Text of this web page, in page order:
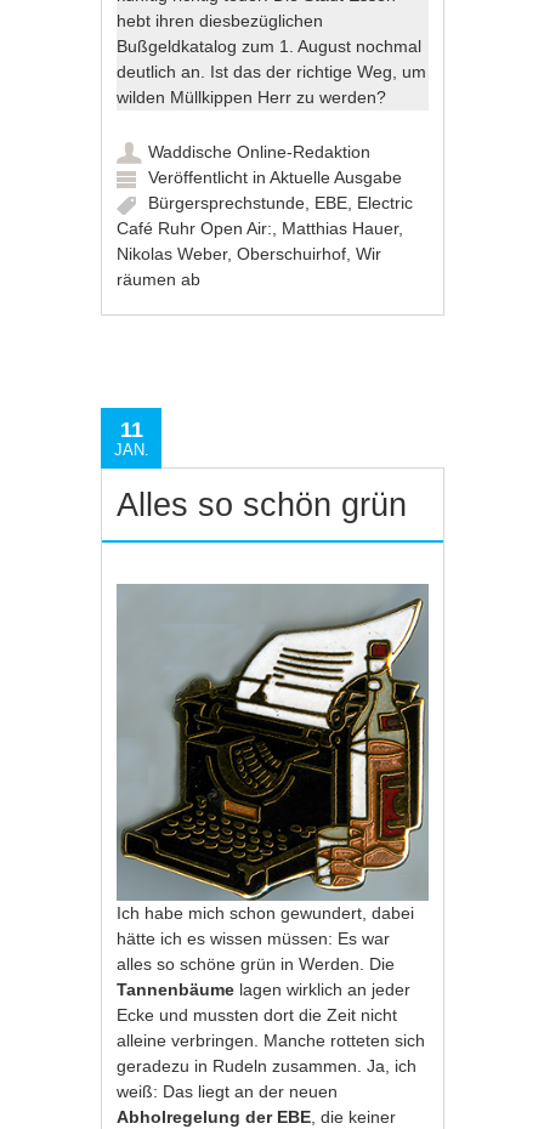
hebt ihren diesbezüglichen
Bußgeldkatalog zum 1. August nochmal
deutlich an. Ist das der richtige Weg, um
wilden Müllkippen Herr zu werden?
Waddische Online-Redaktion
Veröffentlicht inAktuelle Ausgabe
Bürgersprechstunde EBE Electric
Café Ruhr Open Air:
Matthias Hauer,
Nikolas Weber,Oberschuirhof ,Wir
räumen ab
11
JAN.
Alles so schön grün
Ich habe mich schon gewundert, dabei
hätte ich es wissen müssen: Es war
alles so schöne grün in Werden. Die
Tannenbäume lagen wirklich an jeder
Ecke und mussten dort die Zeit nicht
alleine verbringen. Manche rotteten sich
geradezu in Rudeln zusammen. Ja, ich
weiß: Das liegt an der neuen
Abholregelung der EBE , die keiner